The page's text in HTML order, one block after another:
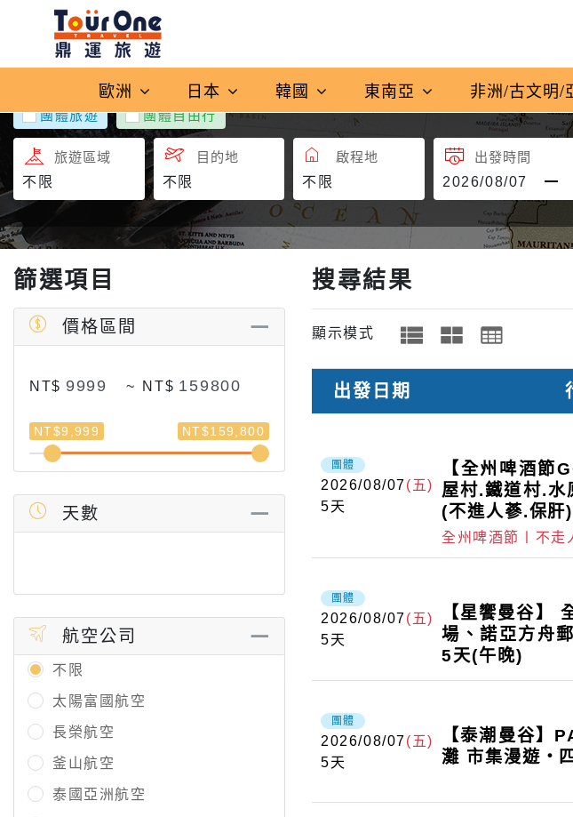
歐洲 日本 韓國 東南亞 非洲/古文明/
團體旅遊 團體自由行
旅遊區域 目的地 啟程地 出發時間
篩選項目
價格區間
NT$ ~ NT$
NT$9,999 NT$159,800
天數
航空公司
不限
太陽富國航空
長榮航空
釜山航空
泰國亞洲航空
搜尋結果
顯示模式
出發日期
團體
2026/08/07(五)
5天
【全州啤酒節
屋村.鐵道村.水
(不進人蔘.保肝)
全州啤酒節〡不走
團體
2026/08/07(五)
5天
【星饗曼谷】
場、諾亞方舟
5天(午晚)
團體
2026/08/07(五)
5天
【泰潮曼谷】
灘 市集漫遊・